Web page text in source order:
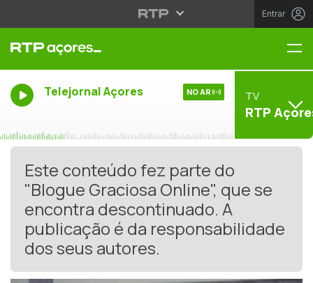
Entrar
Telejornal Açores NO AR TV
RTP
Este conteúdo fez parte do
"Blogue Graciosa Online", que se
encontra descontinuado. A
publicação é da responsabilidade
dos seus autores.